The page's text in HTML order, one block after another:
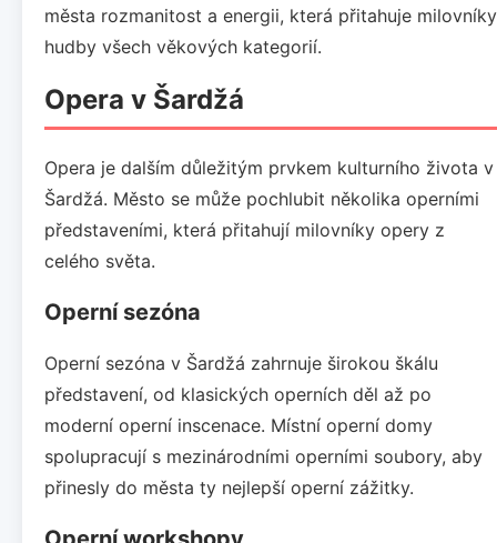
města rozmanitost a energii, která přitahuje milovníky
hudby všech věkových kategorií.
Opera v Šardžá
Opera je dalším důležitým prvkem kulturního života v
Šardžá. Město se může pochlubit několika operními
představeními, která přitahují milovníky opery z
celého světa.
Operní sezóna
Operní sezóna v Šardžá zahrnuje širokou škálu
představení, od klasických operních děl až po
moderní operní inscenace. Místní operní domy
spolupracují s mezinárodními operními soubory, aby
přinesly do města ty nejlepší operní zážitky.